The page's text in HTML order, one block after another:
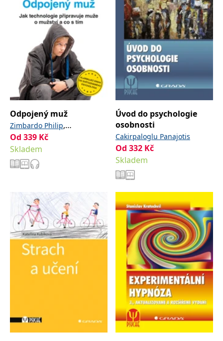
Odpojený muž
Zimbardo Philip,
Coulombová Nikita D.
Od 339 Kč
Skladem
Úvod do psychologie
osobnosti
Cakirpaloglu Panajotis
Od 332 Kč
Skladem